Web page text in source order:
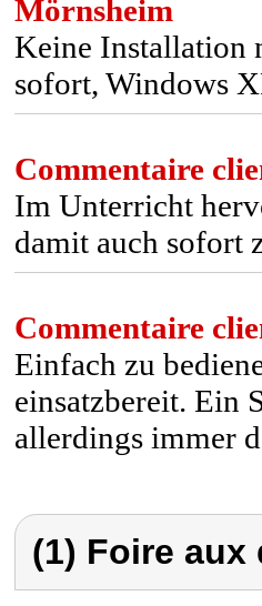
Mörnsheim
Keine Installation
sofort, Windows
Commentaire
Im Unterricht
damit auch sofort
Commentaire
Einfach zu
einsatzbereit. Ein
allerdings immer
(1) Foire